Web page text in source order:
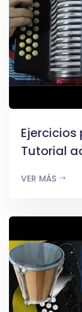
Tutorial
VER MÁS